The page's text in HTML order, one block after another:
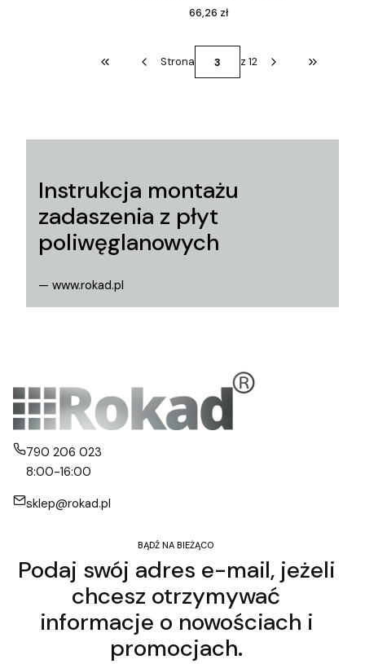
Cena
66,26 zł
Wróć do pierwszej strony z produktami
Strona z 12 Przejdź
Instrukcja montażu
zadaszenia z płyt
poliwęglanowych
— www.rokad.pl
790 206 023
8:00-16:00
sklep@rokad.pl
BĄDŹ NA BIEŻĄCO
Podaj swój adres e-mail, jeżeli
chcesz otrzymywać
informacje o nowościach i
promocjach.